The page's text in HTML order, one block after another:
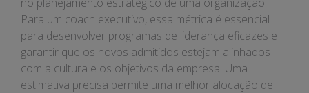
Para um coach executivo, essa métrica é essencial
para desenvolver programas de liderança eficazes e
garantir que os novos admitidos estejam alinhados
com a cultura e os objetivos da empresa. Uma
estimativa precisa permite uma melhor alocação de